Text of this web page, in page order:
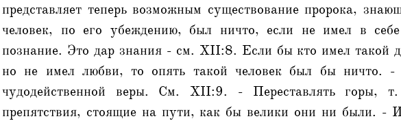
представляет теперь возможным существование пророка,
человек, по его убеждению, был ничто, если не имел в
познание. Это дар знания - см. XII:8. Если бы кто имел такой
но не имел любви, то опять такой человек был бы ничто.
чудодейственной веры. См. XII:9. - Переставлять горы,
препятствия, стоящие на пути, как бы велики они ни были. -